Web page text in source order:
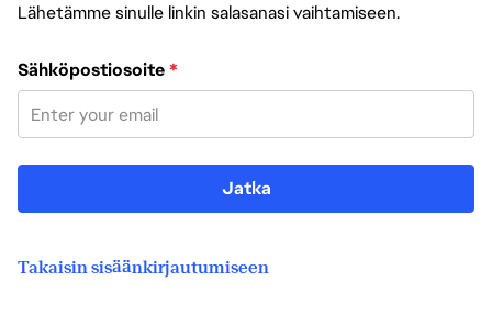
Lähetämme sinulle linkin salasanasi vaihtamiseen.
Vaihda salasana sähköpostiosoitteesi avulla
Sähköpostiosoite*
Jatka
Takaisin sisäänkirjautumiseen